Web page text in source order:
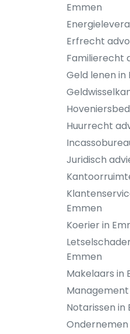
Emmen
Erfrecht
Familierecht
Geld lenen in
Huurrecht
Juridisch
Emmen
Koerier in
Emmen
Makelaars in
Notarissen in
Ondernemen